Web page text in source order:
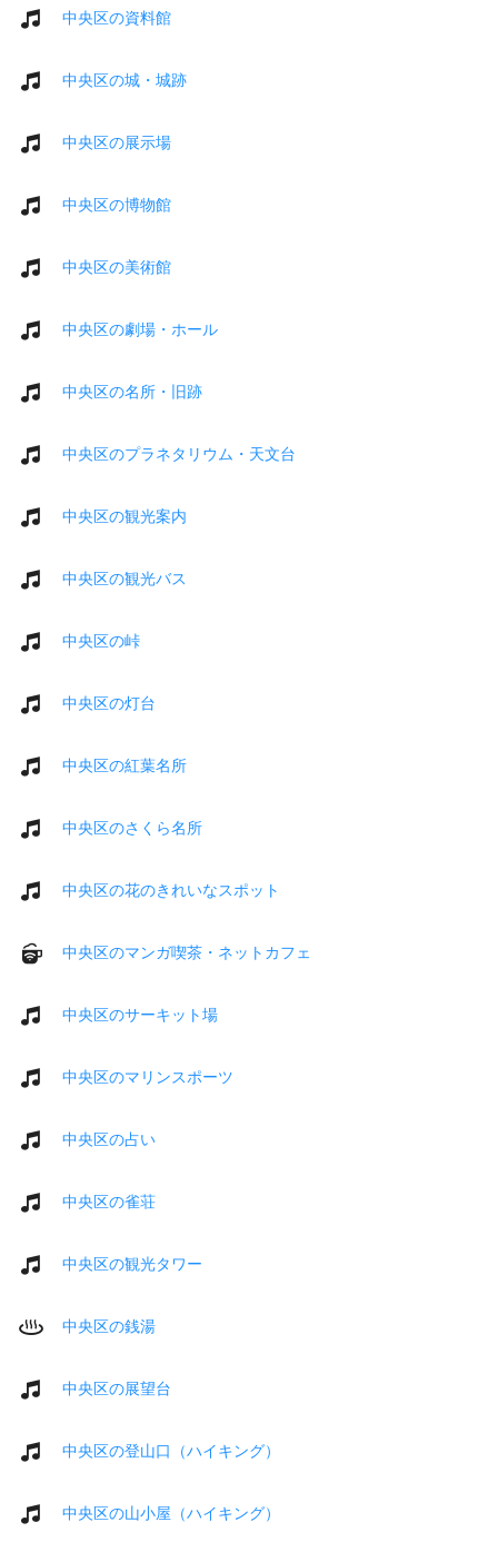
中央区の資料館
中央区の城・城跡
中央区の展示場
中央区の博物館
中央区の美術館
中央区の劇場・ホール
中央区の名所・旧跡
中央区のプラネタリウム・天文台
中央区の観光案内
中央区の観光バス
中央区の峠
中央区の灯台
中央区の紅葉名所
中央区のさくら名所
中央区の花のきれいなスポット
中央区のマンガ喫茶・ネットカフェ
中央区のサーキット場
中央区のマリンスポーツ
中央区の占い
中央区の雀荘
中央区の観光タワー
中央区の銭湯
中央区の展望台
中央区の登山口（ハイキング）
中央区の山小屋（ハイキング）